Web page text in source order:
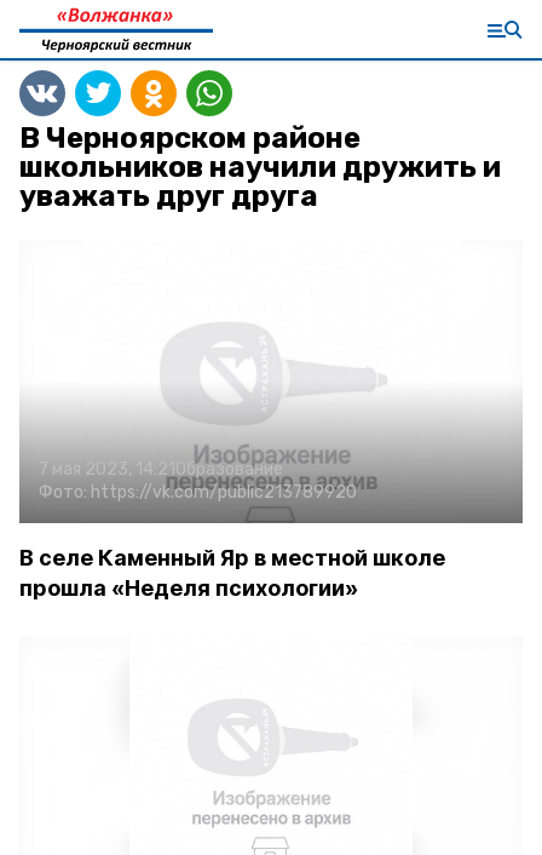
В Черноярском районе
школьников научили дружить и
уважать друг друга
7 мая 2023, 14:21 Образование
Фото: https://vk.com/public213789920
В селе Каменный Яр в местной школе
прошла «Неделя психологии»